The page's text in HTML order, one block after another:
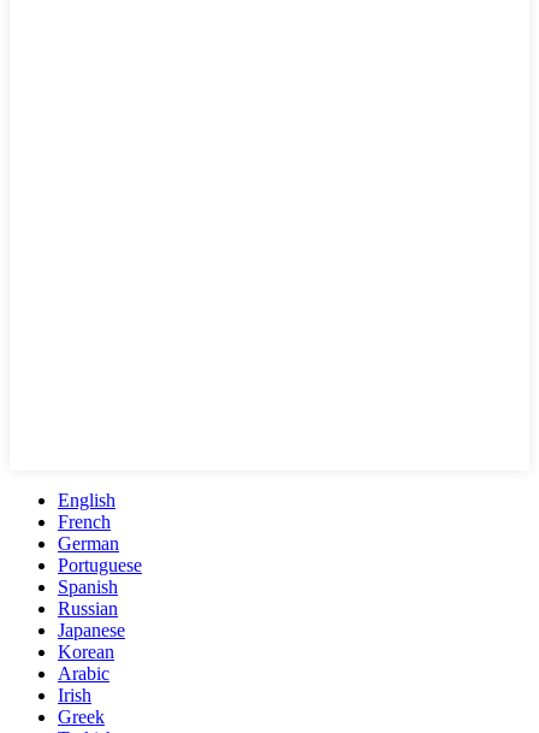
English
French
German
Portuguese
Spanish
Russian
Japanese
Korean
Arabic
Irish
Greek